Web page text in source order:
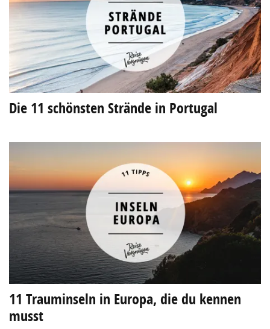
Die 11 schönsten Strände in Portugal
11 Trauminseln in Europa, die du kennen
musst